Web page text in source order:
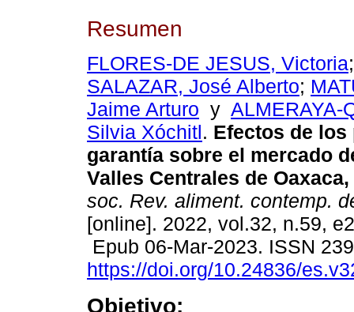
Resumen
FLORES-DE JESUS, Victoria
SALAZAR, José Alberto;
Jaime Arturo y ALMERAYA-
Silvia Xóchitl. Efectos de los
garantía sobre el mercado
Valles Centrales de
soc. Rev. aliment. contemp.
[online]. 2022, vol.32, n.59,
Epub 06-Mar-2023. ISSN
https://doi.org/10.24836/
Objetivo: